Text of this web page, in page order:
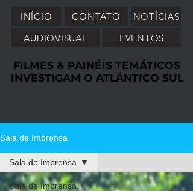
INÍCIO CONTATO
NOTÍCIAS
AUDIOVISUAL
EVENTOS
FILMES & PAINÉIS TEMÁTICOS
INVESTIGAM O ATLÂNTICO SUL
FILMES & PAINÉIS TEMÁTICOS
INVESTIGAM O ATLÂNTICO SUL
Sala de Imprensa
Sala de Imprensa
Sala de Imprensa